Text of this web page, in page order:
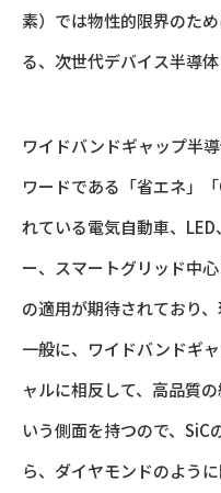
素）では物性的限界のた
る、次世代デバイス半導
ワイドバンドギャップ半
ワードである「省エネ」
れている電気自動車、
ー、スマートグリッド中
の適用が期待されており
一般に、ワイドバンドギ
ャルに相反して、高品質
いう側面を持つので、SiC
ら、ダイヤモンドのよう